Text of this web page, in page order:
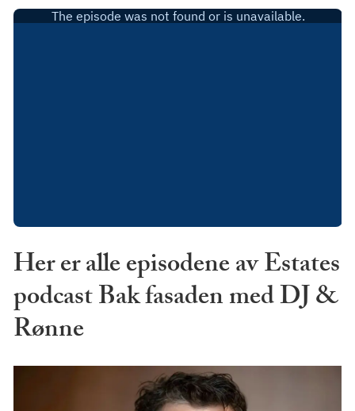
Her er alle episodene av Estates
podcast Bak fasaden med DJ &
Rønne